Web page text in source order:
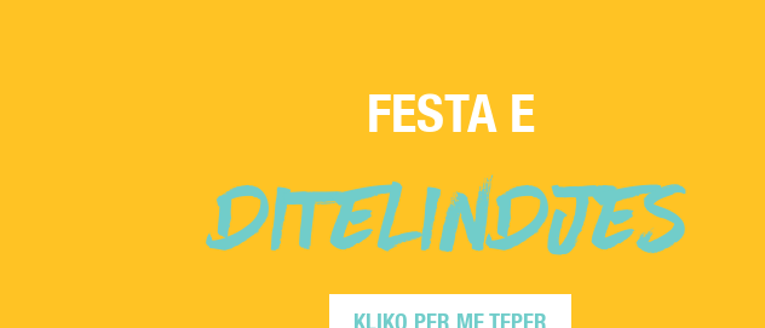
FESTA E
DITELINDJES
KLIKO PER ME TEPER